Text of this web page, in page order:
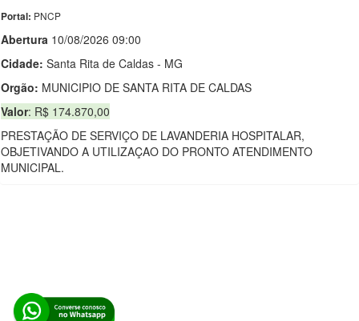
Portal: PNCP
Abertura 10/08/2026 09:00
Cidade: Santa Rita de Caldas - MG
Orgão: MUNICIPIO DE SANTA RITA DE CALDAS
Valor: R$ 174.870,00
PRESTAÇÃO DE SERVIÇO DE LAVANDERIA HOSPITALAR,
OBJETIVANDO A UTILIZAÇAO DO PRONTO ATENDIMENTO
MUNICIPAL.